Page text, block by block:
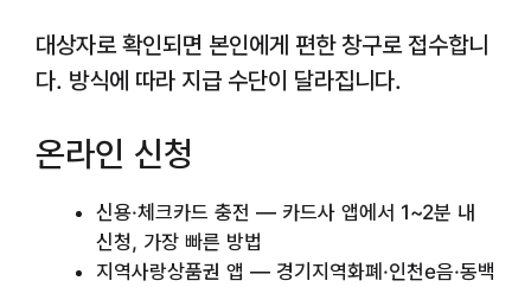
대상자로 확인되면 본인에게 편한 창구로 접수합니
다. 방식에 따라 지급 수단이 달라집니다.
온라인 신청
신용·체크카드 충전 — 카드사 앱에서 1~2분 내
신청, 가장 빠른 방법
지역사랑상품권 앱 — 경기지역화폐·인천e음·동백